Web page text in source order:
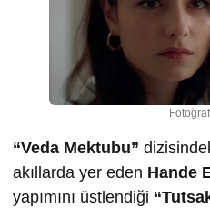
“Veda Mektubu”
akıllarda yer eden Hande
yapımını üstlendiği